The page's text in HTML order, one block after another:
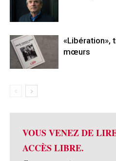
«Libération»,
mœurs
VOUS VENEZ DE
ACCÈS LIBRE.